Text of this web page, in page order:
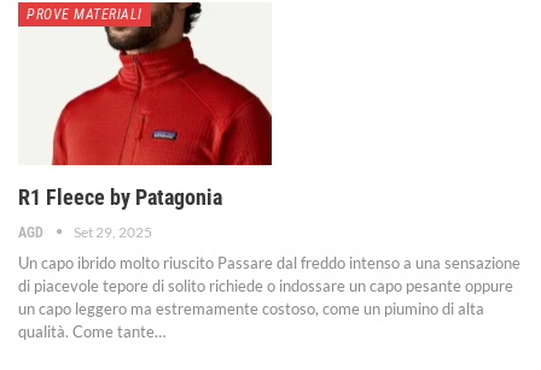
PROVE MATERIALI
R1 Fleece by Patagonia
AGD Set 29, 2025
Un capo ibrido molto riuscito Passare dal freddo intenso a una sensazione
di piacevole tepore di solito richiede o indossare un capo pesante oppure
un capo leggero ma estremamente costoso, come un piumino di alta
qualità. Come tante…